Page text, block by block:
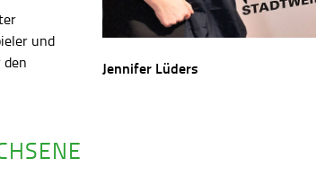
und
Jennifer Lüders